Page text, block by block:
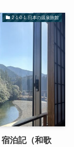
2-1-0-1.日本の温泉旅館
泊記（和歌